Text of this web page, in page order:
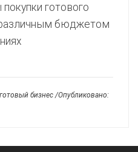
готового
различным бюджетом
бизнес /Опубликовано: